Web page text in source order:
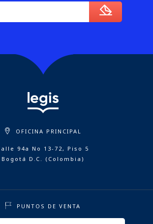
OFICINA PRINCIPAL
94a No 13-72, Piso 5
Bogotá D.C. (Colombia)
PUNTOS DE VENTA